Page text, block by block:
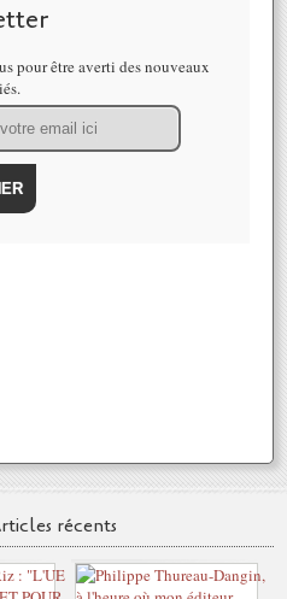
pour être averti des nouveaux
récents